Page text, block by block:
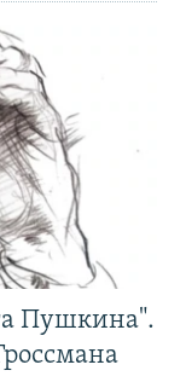
Пушкина".